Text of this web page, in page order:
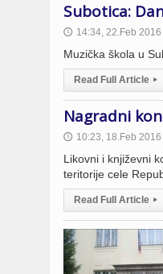
Subotica:
🕔 14:34, 22.Feb 2016
Muzička škola u
Read Full Article ▸
Nagradni
🕔 10:23, 18.Feb 2016
Likovni i književni
teritorije cele
Read Full Article ▸